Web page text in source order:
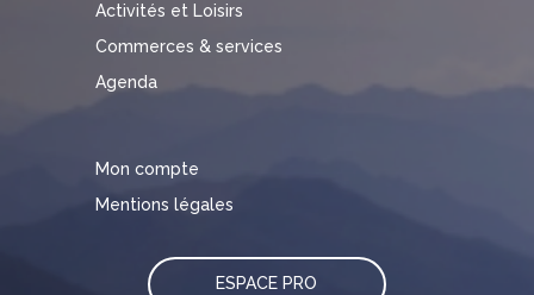
Activités et Loisirs
Commerces & services
Agenda
Mon compte
Mentions légales
ESPACE PRO